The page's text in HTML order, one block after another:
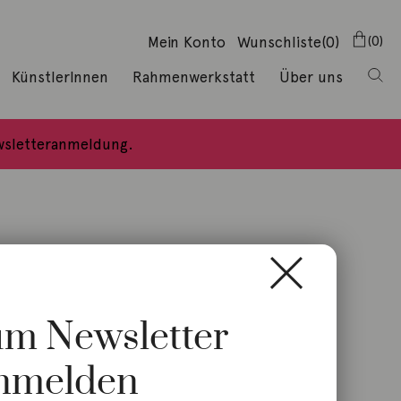
Mein Konto (0)
Wunschliste 0
KünstlerInnen Rahmenwerkstatt Über uns
Newsletter